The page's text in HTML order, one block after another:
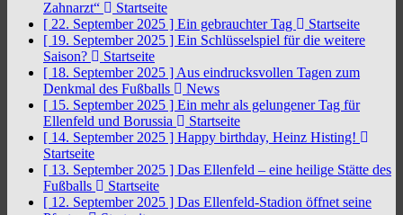
Zahnarzt“
Startseite
[ 22. September 2025 ] Ein gebrauchter Tag
Startseite
[ 19. September 2025 ] Ein Schlüsselspiel für die weitere
Saison?
Startseite
[ 18. September 2025 ] Aus eindrucksvollen Tagen zum
Denkmal des Fußballs
News
[ 15. September 2025 ] Ein mehr als gelungener Tag für
Ellenfeld und Borussia
Startseite
[ 14. September 2025 ] Happy birthday, Heinz Histing!
Startseite
[ 13. September 2025 ] Das Ellenfeld – eine heilige Stätte des
Fußballs
Startseite
[ 12. September 2025 ] Das Ellenfeld-Stadion öffnet seine